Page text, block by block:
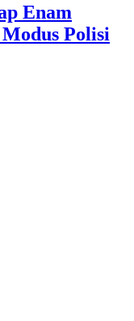
Enam
Polisi